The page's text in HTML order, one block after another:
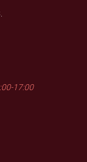
17:00